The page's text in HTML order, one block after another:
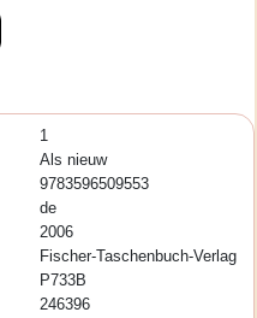
1
Als nieuw
9783596509553
de
2006
Fischer-Taschenbuch-Verlag
P733B
246396